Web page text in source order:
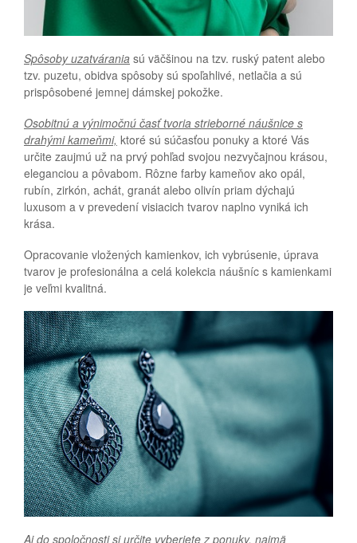
Spôsoby uzatvárania sú väčšinou na tzv. ruský patent alebo
tzv. puzetu, obidva spôsoby sú spoľahlivé, netlačia a sú
prispôsobené jemnej dámskej pokožke.
Osobitnú a výnimočnú časť tvoria strieborné náušnice s
drahými kameňmi, ktoré sú súčasťou ponuky a ktoré Vás
určite zaujmú už na prvý pohľad svojou nezvyčajnou krásou,
eleganciou a pôvabom. Rôzne farby kameňov ako opál,
rubín, zirkón, achát, granát alebo olivín priam dýchajú
luxusom a v prevedení visiacich tvarov naplno vyniká ich
krása.
Opracovanie vložených kamienkov, ich vybrúsenie, úprava
tvarov je profesionálna a celá kolekcia náušníc s kamienkami
je veľmi kvalitná.
Aj do spoločnosti si určite vyberiete z ponuky, najmä